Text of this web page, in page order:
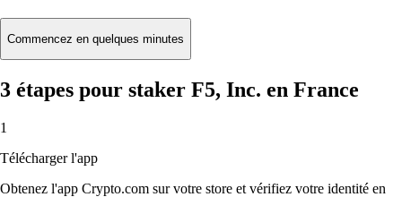
Commencez en quelques minutes
3 étapes pour staker F5, Inc. en France
1
Télécharger l'app
Obtenez l'app Crypto.com sur votre store et vérifiez votre identité en